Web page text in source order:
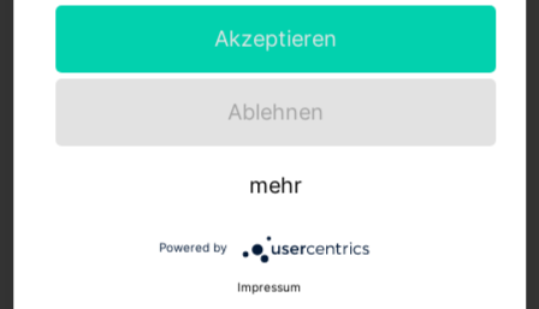
Verein gemeinsam voranbringen.
Entwicklungsmöglichkeiten:Du bekommst die Chance, dich
ständig weiterzubilden und zu wachsen. Ohne Stress und
großen Leistungsdruck kannst du bei uns deine ersten
Schritte als Trainer*in gehen – wir begleiten dich sehr gerne
Wir legen Wert darauf, dass sowohl die
Akzeptieren
Ablehnen
mehr
Powered by
Impressum